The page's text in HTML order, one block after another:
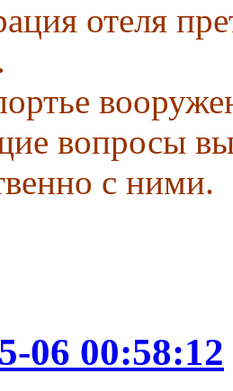
отеля
вопросы
с ними.
06 00:58:12